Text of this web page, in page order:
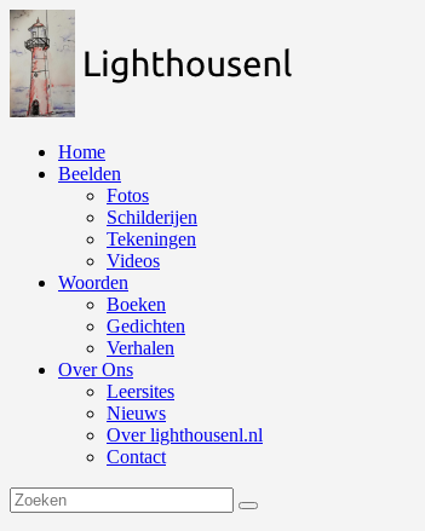
Naar
de
inhoud
springen
Home
Beelden
Fotos
Schilderijen
Tekeningen
Videos
Woorden
Boeken
Gedichten
Verhalen
Over Ons
Leersites
Nieuws
Over lighthousenl.nl
Contact